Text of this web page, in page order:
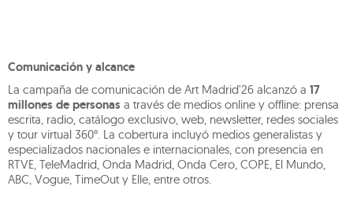
Comunicación y alcance
La campaña de comunicación de Art Madrid'26 alcanzó a 17
millones de personas a través de medios online y offline: prensa
escrita, radio, catálogo exclusivo, web, newsletter, redes sociales
y tour virtual 360°. La cobertura incluyó medios generalistas y
especializados nacionales e internacionales, con presencia en
RTVE, TeleMadrid, Onda Madrid, Onda Cero, COPE, El Mundo,
ABC, Vogue, TimeOut y Elle, entre otros.